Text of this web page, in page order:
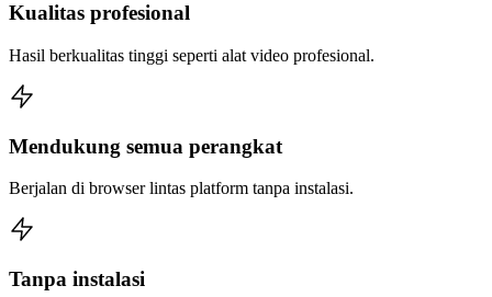
Kualitas profesional
Hasil berkualitas tinggi seperti alat video profesional.
Mendukung semua perangkat
Berjalan di browser lintas platform tanpa instalasi.
Tanpa instalasi